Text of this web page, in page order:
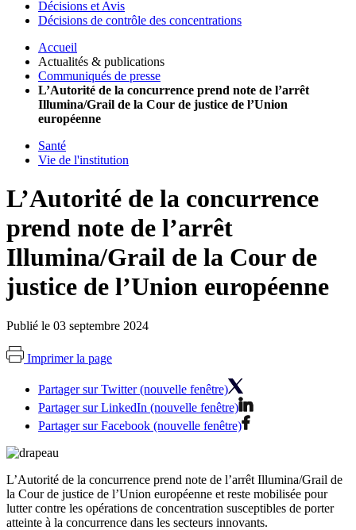
Décisions et Avis
Décisions de contrôle des concentrations
Accueil
Actualités & publications
Communiqués de presse
L’Autorité de la concurrence prend note de l’arrêt
Illumina/Grail de la Cour de justice de l’Union
européenne
Santé
Vie de l'institution
L’Autorité de la concurrence
prend note de l’arrêt
Illumina/Grail de la Cour de
justice de l’Union européenne
Publié le 03 septembre 2024
Imprimer la page
Partager sur Twitter (nouvelle fenêtre)
Partager sur LinkedIn (nouvelle fenêtre)
Partager sur Facebook (nouvelle fenêtre)
L’Autorité de la concurrence prend note de l’arrêt Illumina/Grail de
la Cour de justice de l’Union européenne et reste mobilisée pour
lutter contre les opérations de concentration susceptibles de porter
atteinte à la concurrence dans les secteurs innovants.